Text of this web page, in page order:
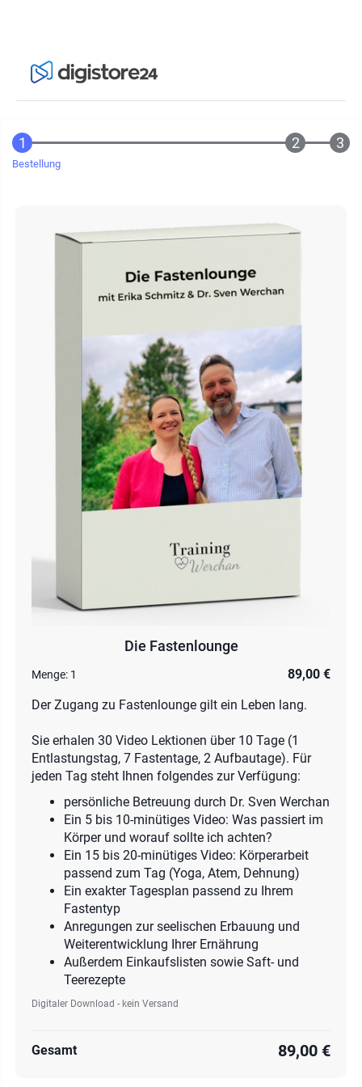
Bestellung
Die Fastenlounge
Menge: 1
89,00 €
Der Zugang zu Fastenlounge gilt ein Leben lang.
Sie erhalen 30 Video Lektionen über 10 Tage (1
Entlastungstag, 7 Fastentage, 2 Aufbautage). Für
jeden Tag steht Ihnen folgendes zur Verfügung:
persönliche Betreuung durch Dr. Sven Werchan
Ein 5 bis 10-minütiges Video: Was passiert im
Körper und worauf sollte ich achten?
Ein 15 bis 20-minütiges Video: Körperarbeit
passend zum Tag (Yoga, Atem, Dehnung)
Ein exakter Tagesplan passend zu Ihrem
Fastentyp
Anregungen zur seelischen Erbauung und
Weiterentwicklung Ihrer Ernährung
Außerdem Einkaufslisten sowie Saft- und
Teerezepte
Digitaler Download - kein Versand
Gesamt 89,00 €